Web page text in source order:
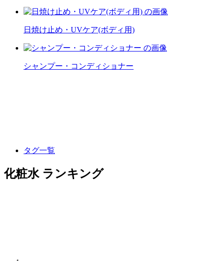
日焼け止め・UVケア(ボディ用)
シャンプー・コンディショナー
タグ一覧
化粧水 ランキング